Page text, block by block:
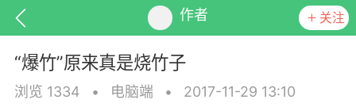
作者 关注
“爆竹”原来真是烧竹子
浏览 1334 • 电脑端 • 2017-11-29 13:10